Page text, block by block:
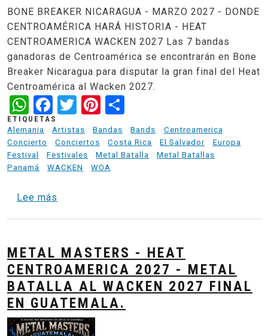
BONE BREAKER NICARAGUA - MARZO 2027 - DONDE
CENTROAMÉRICA HARÁ HISTORIA - HEAT
CENTROAMERICA WACKEN 2027 Las 7 bandas
ganadoras de Centroamérica se encontrarán en Bone
Breaker Nicaragua para disputar la gran final del Heat
Centroamérica al Wacken 2027.
WhatsApp
Facebook
TwitterPinterest
ETIQUETAS
Alemania
Artistas Bandas Bands
Centroamerica
Concierto
Conciertos Costa Rica El Salvador
Europa
Festival
Festivales Metal Batalla
Metal Batallas
Panamá
WACKEN WOA
Lee más
METAL MASTERS - HEAT
CENTROAMERICA 2027 - METAL
BATALLA AL WACKEN 2027 FINAL
EN GUATEMALA.